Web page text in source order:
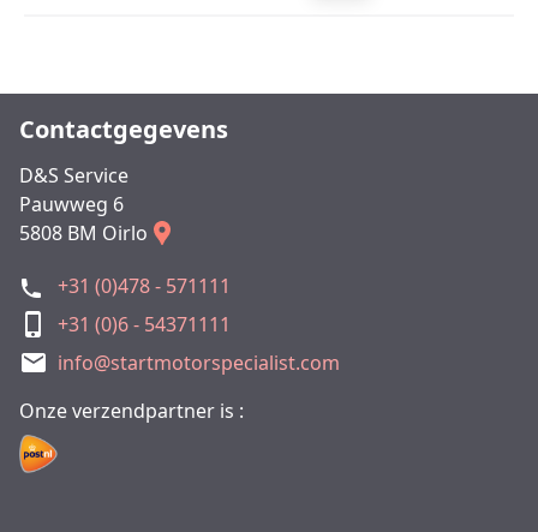
Contactgegevens
D&S Service
Pauwweg 6
5808 BM Oirlo
+31 (0)478 - 571111
+31 (0)6 - 54371111
info@startmotorspecialist.com
Onze verzendpartner is :